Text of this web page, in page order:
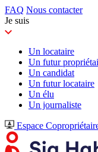
FAQ Nous contacter
Je suis
Un locataire
Un futur
Un candidat
Un futur locataire
Un élu
Un journaliste
Espace